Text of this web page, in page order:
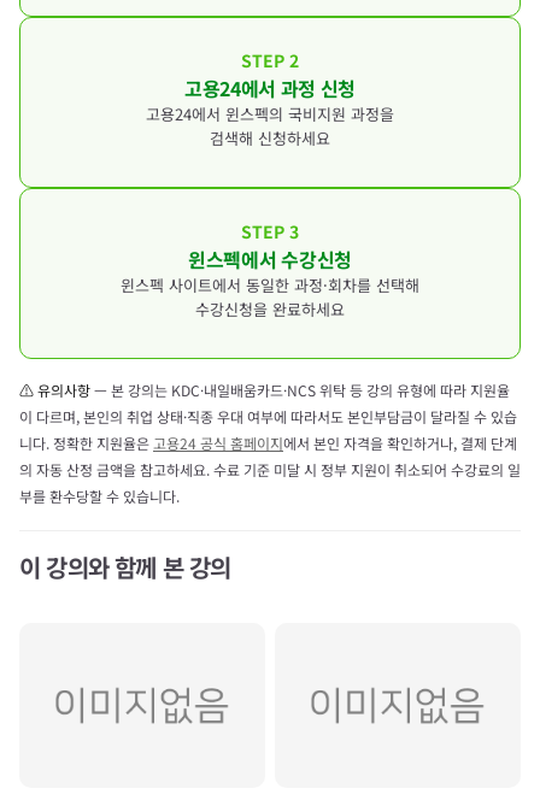
역 고용센터로 문의해 주시기 바랍니다.
동일 과정은 수료 여부와 관계없이 재수강이
STEP 2
고용24에서 과정 신청
고용24에서 윈스펙의 국비지원 과정을
검색해 신청하세요
STEP 3
윈스펙에서 수강신청
윈스펙 사이트에서 동일한 과정·회차를 선택해
수강신청을 완료하세요
⚠ 유의사항— 본 강의는 KDC·내일배움카드·NCS 위탁 등 강의 유형에 따라 지원율
이 다르며, 본인의 취업 상태·직종 우대 여부에 따라서도 본인부담금이 달라질 수 있습
니다. 정확한 지원율은고용24 공식 홈페이지에서 본인 자격을 확인하거나, 결제 단계
의 자동 산정 금액을 참고하세요. 수료 기준 미달 시 정부 지원이 취소되어 수강료의 일
부를 환수당할 수 있습니다.
이 강의와 함께 본 강의